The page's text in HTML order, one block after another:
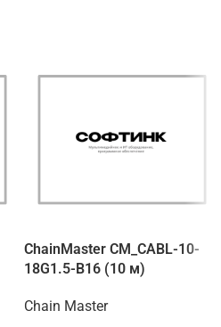
ChainMaster CM_CABL-10-
18G1.5-B16 (10 м)
Chain Master